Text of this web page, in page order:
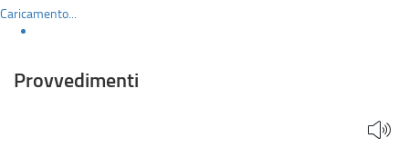
Caricamento...
Provvedimenti